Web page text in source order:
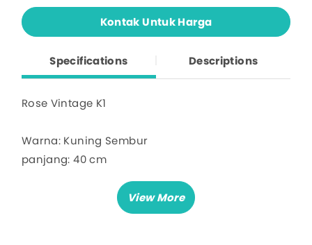
Kontak Untuk Harga
Specifications Descriptions
Rose Vintage K1
Warna: Kuning Sembur
panjang: 40 cm